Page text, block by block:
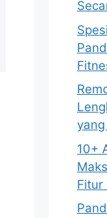
10+
Fitur